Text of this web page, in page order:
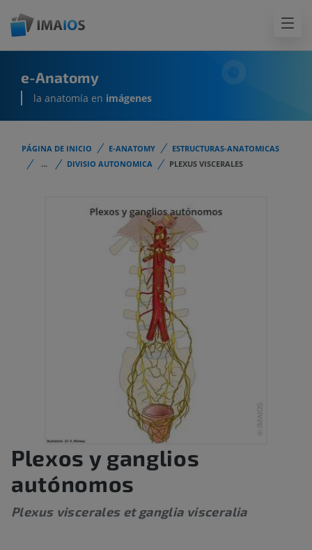
e-Anatomy
la anatomía en imágenes
PÁGINA DE INICIO E-ANATOMY
ESTRUCTURAS-ANATOMICAS
...
DIVISIO AUTONOMICA PLEXUS VISCERALES
Plexos y ganglios
autónomos
Plexus viscerales et ganglia visceralia